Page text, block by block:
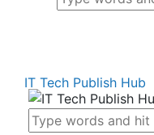
IT Tech Publish Hub